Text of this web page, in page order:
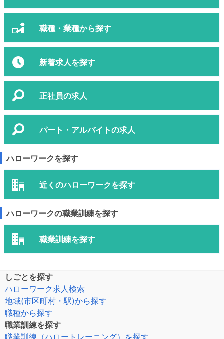
職種・業種から探す
新着求人を探す
正社員の求人
パート・アルバイトの求人
ハローワークを探す
近くのハローワークを探す
ハローワークの職業訓練を探す
職業訓練を探す
しごとを探す
ハローワーク求人検索
地域(市区町村・駅)から探す
職種から探す
職業訓練を探す